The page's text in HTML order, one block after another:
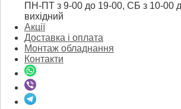
ПН-ПТ з 9-00 до 19-00, СБ з 10-00
вихідний
Акції
Доставка і оплата
Монтаж обладнання
Контакти